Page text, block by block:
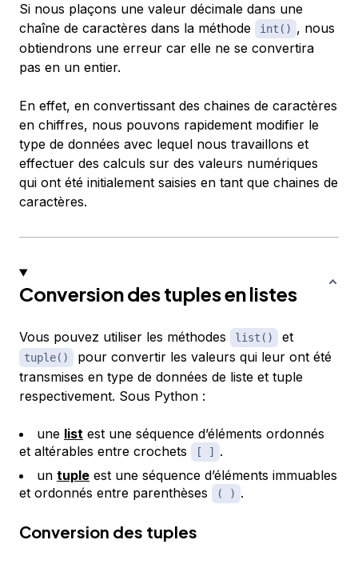
Si nous plaçons une valeur décimale dans une
chaîne de caractères dans la méthode
int() , nous
obtiendrons une erreur car elle ne se convertira
pas en un entier.
En effet, en convertissant des chaines de caractères
en chiffres, nous pouvons rapidement modifier le
type de données avec lequel nous travaillons et
effectuer des calculs sur des valeurs numériques
qui ont été initialement saisies en tant que chaines de
caractères.
Conversion des tuples en listes
Vous pouvez utiliser les méthodes list() et
tuple()
pour convertir les valeurs qui leur ont été
transmises en type de données de liste et tuple
respectivement. Sous Python :
une list est une séquence d’éléments ordonnés
et altérables entre crochets
[ ]
.
un tuple est une séquence d’éléments immuables
et ordonnés entre parenthèses
( ) .
Conversion des tuples